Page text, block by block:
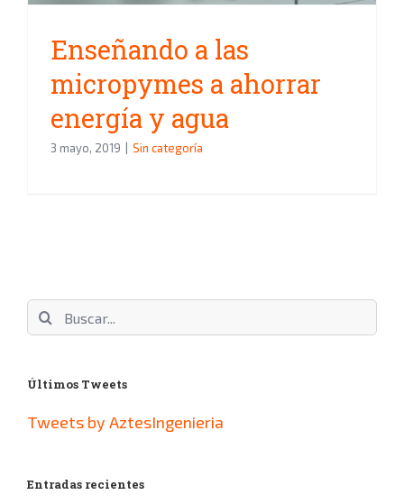
Enseñando a las
micropymes a ahorrar
energía y agua
3 mayo, 2019 Sin categoría
Buscar:
Últimos Tweets
Tweets by AztesIngenieria
Entradas recientes